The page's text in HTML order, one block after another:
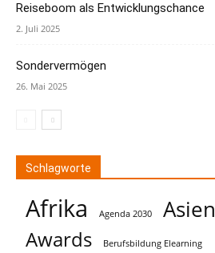
Reiseboom als Entwicklungschance
2. Juli 2025
Sondervermögen
26. Mai 2025
Schlagworte
Afrika Agenda 2030 Asien
Awards Berufsbildung Elearning